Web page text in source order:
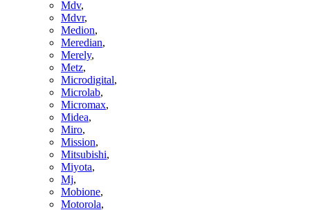
Mdv,
Mdvr,
Medion,
Meredian,
Merely,
Metz,
Microdigital,
Microlab,
Micromax,
Midea,
Miro,
Mission,
Mitsubishi,
Miyota,
Mj,
Mobione,
Motorola,